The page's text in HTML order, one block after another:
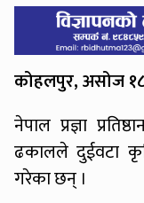
कोहलपुर, असोज
नेपाल प्रज्ञा
ढकालले दुईवटा
गरेका छन् ।